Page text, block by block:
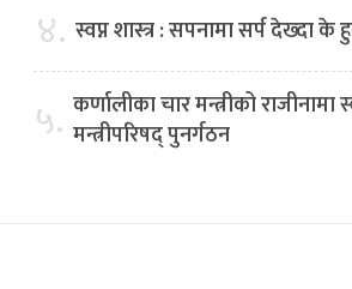
४. स्वप्न शास्त्र : सपनामा सर्प देख्दा के
५. कर्णालीका चार मन्त्रीको
मन्त्रीपरिषद् पुनर्गठन